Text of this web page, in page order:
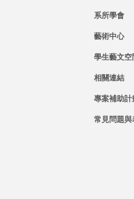
系所學會
藝術中心
學生藝文空
相關連結
專案補助計
常見問題